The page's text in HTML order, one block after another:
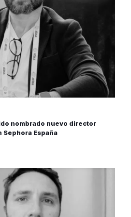
nombrado nuevo director
Sephora España